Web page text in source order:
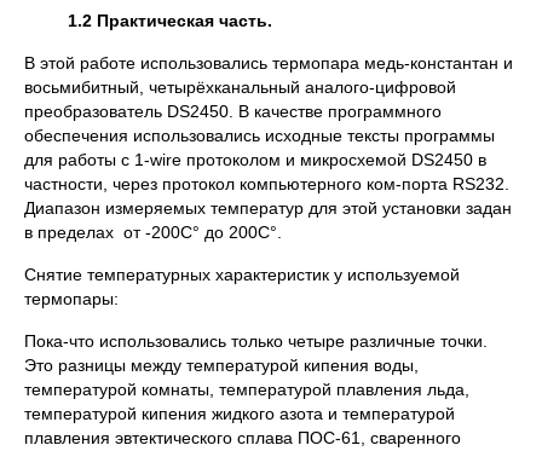
1.2 Практическая часть.
В этой работе использовались термопара медь-константан и
восьмибитный, четырёхканальный аналого-цифровой
преобразователь DS2450. В качестве программного
обеспечения использовались исходные тексты программы
для работы с 1-wire протоколом и микросхемой DS2450 в
частности, через протокол компьютерного ком-порта RS232.
Диапазон измеряемых температур для этой установки задан
в пределах от -200C° до 200C°.
Снятие температурных характеристик у используемой
термопары:
Пока-что использовались только четыре различные точки.
Это разницы между температурой кипения воды,
температурой комнаты, температурой плавления льда,
температурой кипения жидкого азота и температурой
плавления эвтектического сплава ПОС-61, сваренного